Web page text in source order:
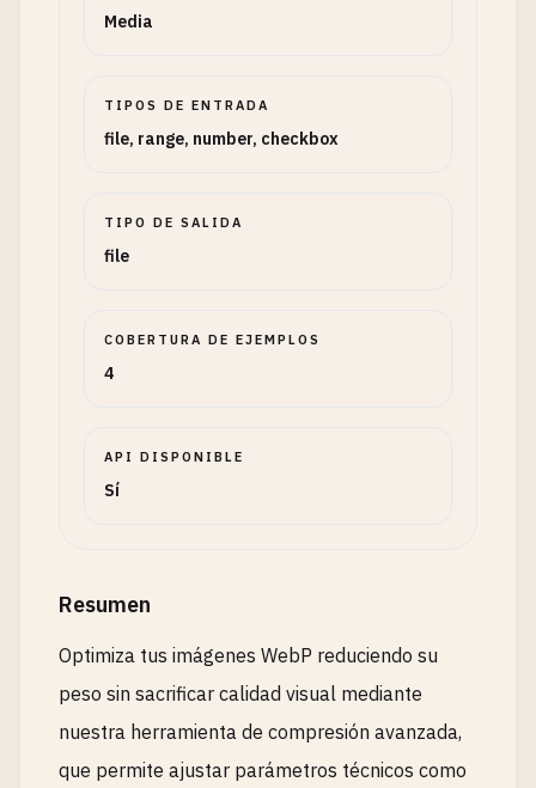
Media
TIPOS DE ENTRADA
file, range, number, checkbox
TIPO DE SALIDA
file
COBERTURA DE EJEMPLOS
4
API DISPONIBLE
Sí
Resumen
Optimiza tus imágenes WebP reduciendo su
peso sin sacrificar calidad visual mediante
nuestra herramienta de compresión avanzada,
que permite ajustar parámetros técnicos como